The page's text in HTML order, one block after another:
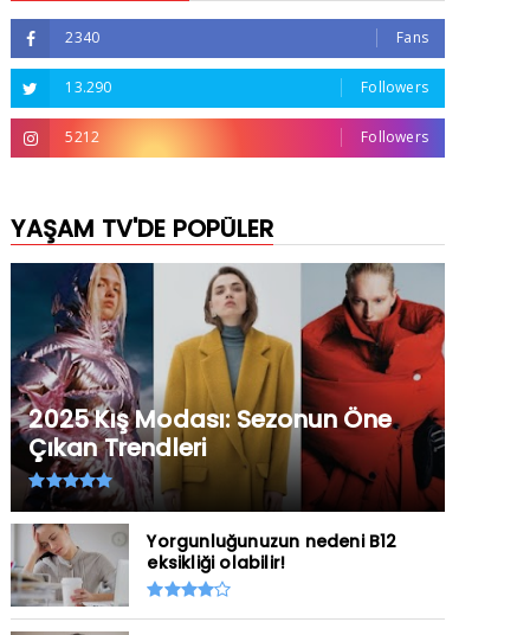
2340 Fans
13.290 Followers
5212 Followers
YAŞAM TV'DE POPÜLER
2025 Kış Modası: Sezonun Öne
Çıkan Trendleri
Yorgunluğunuzun nedeni B12
eksikliği olabilir!